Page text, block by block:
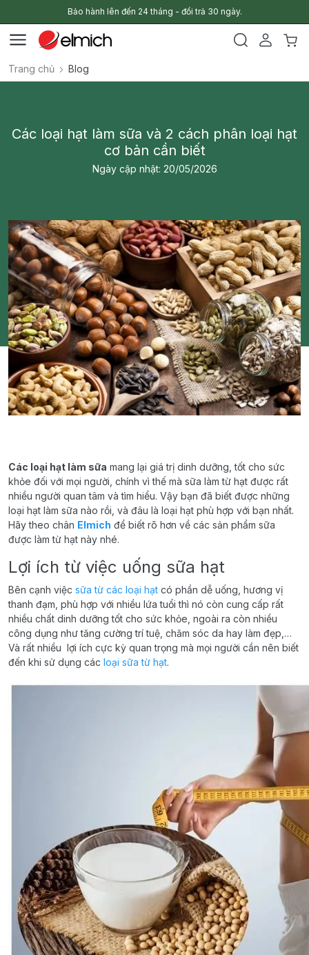
Bảo hành lên đến 24 tháng - đổi trả 30 ngày.
Trang chủ Blog
Các loại hạt làm sữa và 2 cách phân loại hạt
cơ bản cần biết
Ngày cập nhật: 20/05/2026
Các loại hạt làm sữa mang lại giá trị dinh dưỡng, tốt cho sức
khỏe đối với mọi người, chính vì thế mà sữa làm từ hạt được rất
nhiều người quan tâm và tìm hiểu. Vậy bạn đã biết được những
loại hạt làm sữa nào rồi, và đâu là loại hạt phù hợp với bạn nhất.
Hãy theo chân Elmich để biết rõ hơn về các sản phẩm sữa
được làm từ hạt này nhé.
Lợi ích từ việc uống sữa hạt
Bên cạnh việc sữa từ các loại hạt có phần dễ uống, hương vị
thanh đạm, phù hợp với nhiều lứa tuổi thì nó còn cung cấp rất
nhiều chất dinh dưỡng tốt cho sức khỏe, ngoài ra còn nhiều
công dụng như tăng cường trí tuệ, chăm sóc da hay làm đẹp,…
Và rất nhiều lợi ích cực kỳ quan trọng mà mọi người cần nên biết
đến khi sử dụng các loại sữa từ hạt.